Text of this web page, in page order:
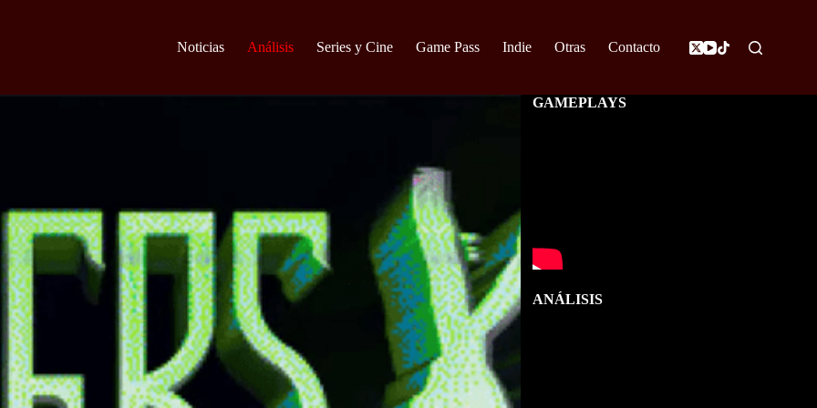
Noticias Análisis Series y Cine Game Pass Indie Otras Contacto
GAMEPLAYS
ANÁLISIS